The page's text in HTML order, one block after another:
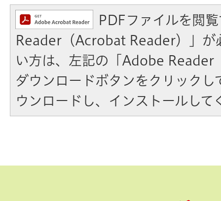
PDFファイルを閲
Reader（Acrobat Reader）」が
い方は、左記の「Adobe
ダウンロードボタンをクリックし
ウンロードし、インストールして